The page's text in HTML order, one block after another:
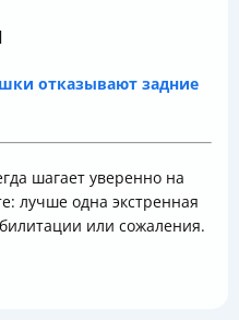
отказывают задние
шагает уверенно на
лучше одна экстренная
или сожаления.